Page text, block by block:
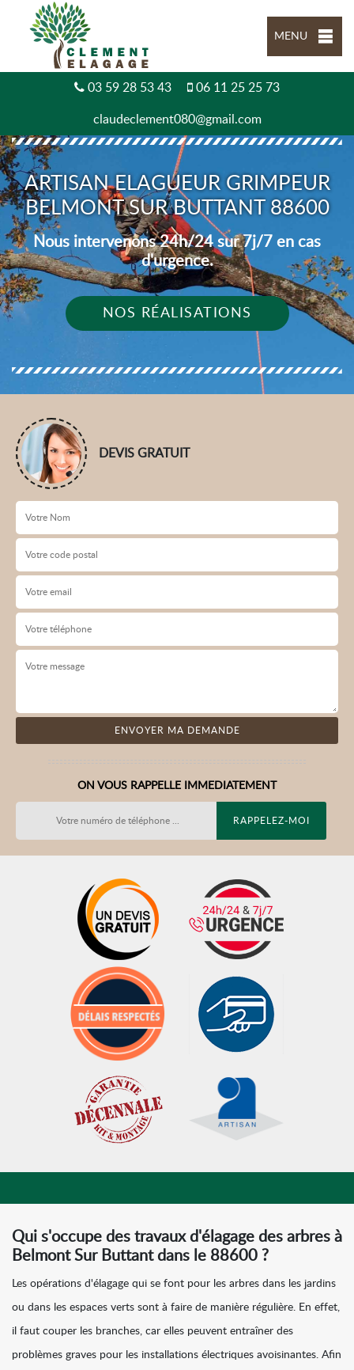
MENU
03 59 28 53 43 06 11 25 25 73
claudeclement080@gmail.com
ARTISAN ELAGUEUR GRIMPEUR
BELMONT SUR BUTTANT 88600
Nous intervenons 24h/24 sur 7j/7 en cas
d'urgence.
NOS RÉALISATIONS
DEVIS GRATUIT
ON VOUS RAPPELLE IMMEDIATEMENT
Qui s'occupe des travaux d'élagage des arbres à
Belmont Sur Buttant dans le 88600 ?
Les opérations d'élagage qui se font pour les arbres dans les jardins
ou dans les espaces verts sont à faire de manière régulière. En effet,
il faut couper les branches, car elles peuvent entraîner des
problèmes graves pour les installations électriques avoisinantes. Afin